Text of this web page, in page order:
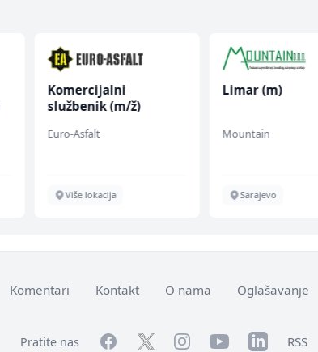
Komercijalni
službenik (m/ž)
Euro-Asfalt
Više lokacija
Limar (m)
Mountain
Sarajevo
Komentari Kontakt O nama Oglašavanje
Pratite nas FacebookTwitterInstagramYouTubeLinkedInRSS